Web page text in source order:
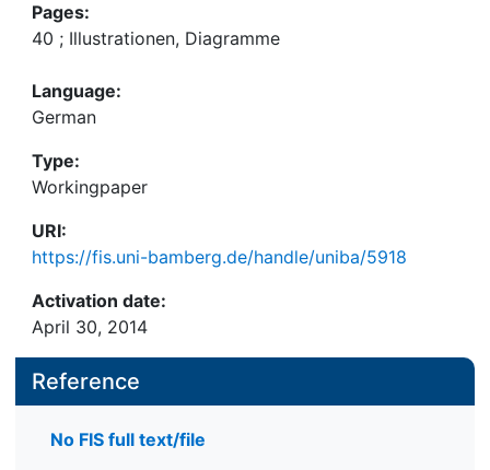
Pages:
40 ; Illustrationen, Diagramme
Language:
German
Type:
Workingpaper
URI:
https://fis.uni-bamberg.de/handle/uniba/5918
Activation date:
April 30, 2014
Reference
No FIS full text/file